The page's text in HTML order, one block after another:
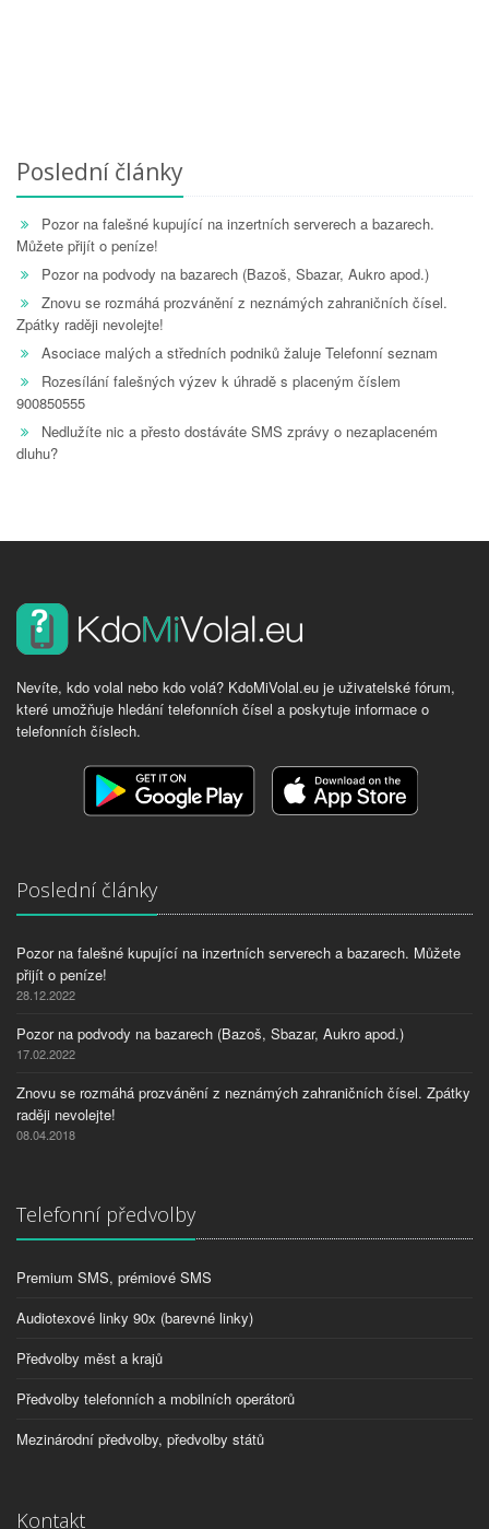
Poslední články
Pozor na falešné kupující na inzertních serverech a bazarech.
Můžete přijít o peníze!
Pozor na podvody na bazarech (Bazoš, Sbazar, Aukro apod.)
Znovu se rozmáhá prozvánění z neznámých zahraničních čísel.
Zpátky raději nevolejte!
Asociace malých a středních podniků žaluje Telefonní seznam
Rozesílání falešných výzev k úhradě s placeným číslem
900850555
Nedlužíte nic a přesto dostáváte SMS zprávy o nezaplaceném
dluhu?
Nevíte, kdo volal nebo kdo volá? KdoMiVolal.eu je uživatelské fórum,
které umožňuje hledání telefonních čísel a poskytuje informace o
telefonních číslech.
Poslední články
Pozor na falešné kupující na inzertních serverech a bazarech. Můžete
přijít o peníze!
28.12.2022
Pozor na podvody na bazarech (Bazoš, Sbazar, Aukro apod.)
17.02.2022
Znovu se rozmáhá prozvánění z neznámých zahraničních čísel. Zpátky
raději nevolejte!
08.04.2018
Telefonní předvolby
Premium SMS, prémiové SMS
Audiotexové linky 90x (barevné linky)
Předvolby měst a krajů
Předvolby telefonních a mobilních operátorů
Mezinárodní předvolby, předvolby států
Kontakt